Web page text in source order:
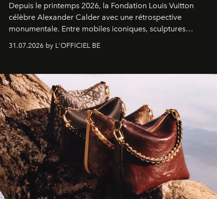
Depuis le printemps 2026, la Fondation Louis Vuitton
célèbre Alexander Calder avec une rétrospective
monumentale. Entre mobiles iconiques, sculptures
américain investit les espaces imaginés par Frank Gehry
sculpture.
31.07.2026 by L'OFFICIEL BE